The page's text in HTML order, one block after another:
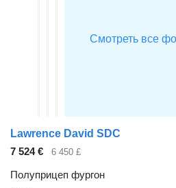
Lawrence David SDC
7 524 €
6 450 £
Полуприцеп фургон